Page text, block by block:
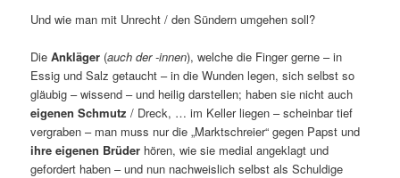
Und wie man mit Unrecht / den Sündern umgehen soll?
DieAnkläger (auch der -innen), welche die Finger gerne – in
Essig und Salz getaucht – in die Wunden legen, sich selbst so
gläubig – wissend – und heilig darstellen; haben sie nicht auch
eigenen Schmutz / Dreck, … im Keller liegen – scheinbar tief
vergraben – man muss nur die „Marktschreier“ gegen Papst und
ihre eigenen Brüder hören, wie sie medial angeklagt und
gefordert haben – und nun nachweislich selbst als Schuldige